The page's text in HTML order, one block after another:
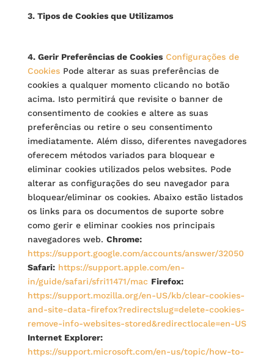
3. Tipos de Cookies que Utilizamos
4. Gerir Preferências de Cookies Configurações de
Cookies Pode alterar as suas preferências de
cookies a qualquer momento clicando no botão
acima. Isto permitirá que revisite o banner de
consentimento de cookies e altere as suas
preferências ou retire o seu consentimento
imediatamente. Além disso, diferentes navegadores
oferecem métodos variados para bloquear e
eliminar cookies utilizados pelos websites. Pode
alterar as configurações do seu navegador para
bloquear/eliminar os cookies. Abaixo estão listados
os links para os documentos de suporte sobre
como gerir e eliminar cookies nos principais
navegadores web. Chrome:
https://support.google.com/accounts/answer/32050
Safari: https://support.apple.com/en-
in/guide/safari/sfri11471/mac Firefox:
https://support.mozilla.org/en-US/kb/clear-cookies-
and-site-data-firefox?redirectslug=delete-cookies-
remove-info-websites-stored&redirectlocale=en-US
Internet Explorer:
https://support.microsoft.com/en-us/topic/how-to-